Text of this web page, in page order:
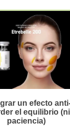
un efecto
el equilibrio
paciencia)